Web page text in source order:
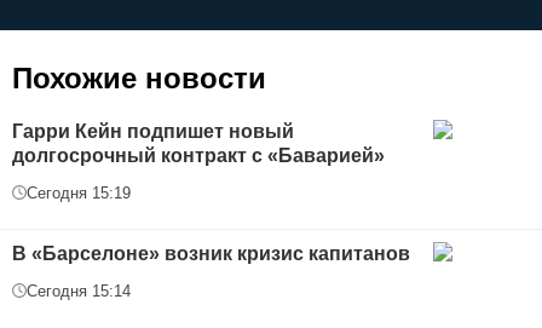
Похожие новости
Гарри Кейн подпишет новый
долгосрочный контракт с «Баварией»
Сегодня 15:19
В «Барселоне» возник кризис капитанов
Сегодня 15:14